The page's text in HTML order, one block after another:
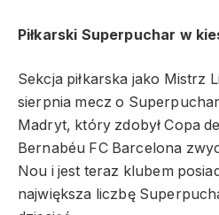
Piłkarski Superpuchar w
Sekcja piłkarska jako Mistrz
sierpnia mecz o
Madryt, który zdobył Copa
Bernabéu FC Barcelona
Nou i jest teraz klubem
największa liczbę